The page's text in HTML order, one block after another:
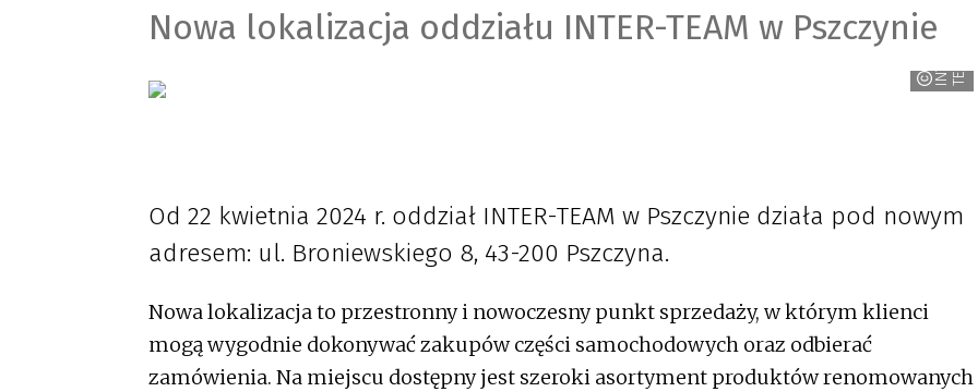
Nowa lokalizacja oddziału INTER-TEAM w Pszczynie
I
N
T
ER
-
T
E
AM
Od 22 kwietnia 2024 r. oddział INTER-TEAM w Pszczynie działa pod nowym
adresem: ul. Broniewskiego 8, 43-200 Pszczyna.
Nowa lokalizacja to przestronny i nowoczesny punkt sprzedaży, w którym klienci
mogą wygodnie dokonywać zakupów części samochodowych oraz odbierać
zamówienia. Na miejscu dostępny jest szeroki asortyment produktów renomowanych